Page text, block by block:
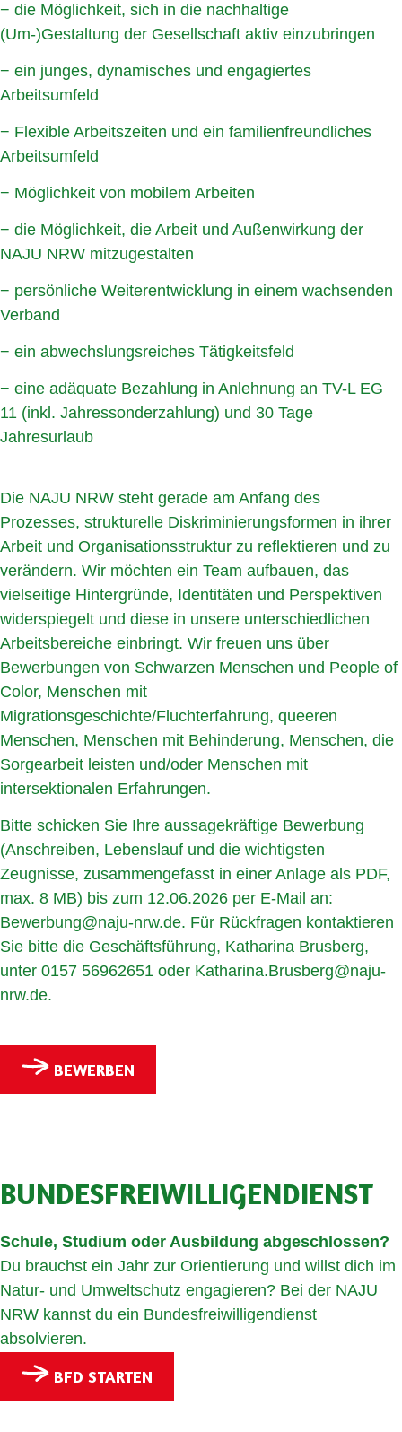
− die Möglichkeit, sich in die nachhaltige
(Um-)Gestaltung der Gesellschaft aktiv einzubringen
− ein junges, dynamisches und engagiertes
Arbeitsumfeld
− Flexible Arbeitszeiten und ein familienfreundliches
Arbeitsumfeld
− Möglichkeit von mobilem Arbeiten
− die Möglichkeit, die Arbeit und Außenwirkung der
NAJU NRW mitzugestalten
− persönliche Weiterentwicklung in einem wachsenden
Verband
− ein abwechslungsreiches Tätigkeitsfeld
− eine adäquate Bezahlung in Anlehnung an TV-L EG
11 (inkl. Jahressonderzahlung) und 30 Tage
Jahresurlaub
Die NAJU NRW steht gerade am Anfang des
Prozesses, strukturelle Diskriminierungsformen in ihrer
Arbeit und Organisationsstruktur zu reflektieren und zu
verändern. Wir möchten ein Team aufbauen, das
vielseitige Hintergründe, Identitäten und Perspektiven
widerspiegelt und diese in unsere unterschiedlichen
Arbeitsbereiche einbringt. Wir freuen uns über
Bewerbungen von Schwarzen Menschen und People of
Color, Menschen mit
Migrationsgeschichte/Fluchterfahrung, queeren
Menschen, Menschen mit Behinderung, Menschen, die
Sorgearbeit leisten und/oder Menschen mit
intersektionalen Erfahrungen.
Bitte schicken Sie Ihre aussagekräftige Bewerbung
(Anschreiben, Lebenslauf und die wichtigsten
Zeugnisse, zusammengefasst in einer Anlage als PDF,
max. 8 MB) bis zum 12.06.2026 per E-Mail an:
Bewerbung@naju-nrw.de. Für Rückfragen kontaktieren
Sie bitte die Geschäftsführung, Katharina Brusberg,
unter 0157 56962651 oder Katharina.Brusberg@naju-
nrw.de.
BEWERBEN
BUNDESFREI­WIL­LI­GEN­DIENST
Schule, Studium oder Ausbildung abgeschlossen?
Du brauchst ein Jahr zur Orientierung und willst dich im
Natur- und Umweltschutz engagieren? Bei der NAJU
NRW kannst du ein Bundesfreiwilligendienst
absolvieren.
BFD STARTEN